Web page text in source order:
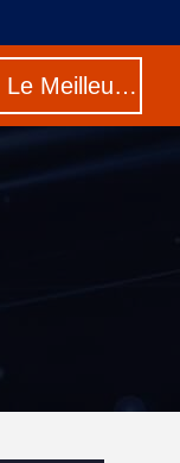
Obtenez Le Meilleur Prix